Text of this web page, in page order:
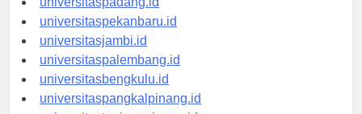
universitaspadang.id
universitaspekanbaru.id
universitasjambi.id
universitaspalembang.id
universitasbengkulu.id